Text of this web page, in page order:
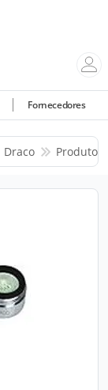
Fornecedores
Draco Produtos